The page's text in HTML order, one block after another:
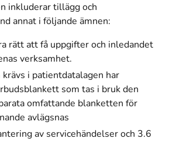
inkluderar tillägg och
annat i följande ämnen:
rätt att få uppgifter och inledandet
verksamhet.
i patientdatalagen har
som tas i bruk den
omfattande blanketten för
avlägsnas
av servicehändelser och 3.6